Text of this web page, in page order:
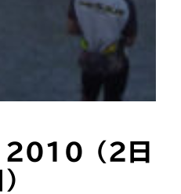
2010（2日